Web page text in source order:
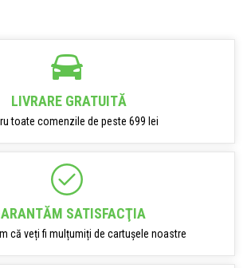
LIVRARE GRATUITĂ
toate comenzile de peste 699 lei
SATISFACŢIA
că veți fi mulțumiți de cartușele noastre